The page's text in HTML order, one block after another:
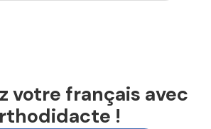
votre français avec
!